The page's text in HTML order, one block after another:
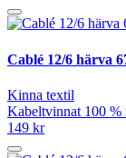
Cablé 12/6 härva
Kinna textil
Kabeltvinnat 100 %
149 kr